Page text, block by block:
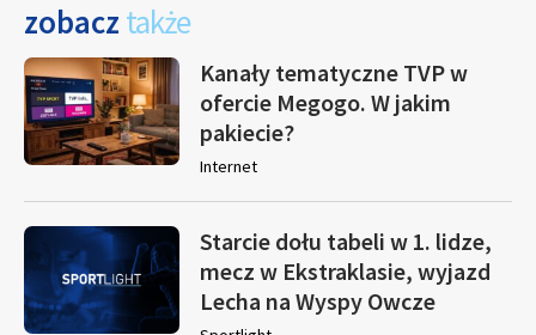
zobacz także
Kanały tematyczne TVP w
ofercie Megogo. W jakim
pakiecie?
Internet
Starcie dołu tabeli w 1. lidze,
mecz w Ekstraklasie, wyjazd
Lecha na Wyspy Owcze